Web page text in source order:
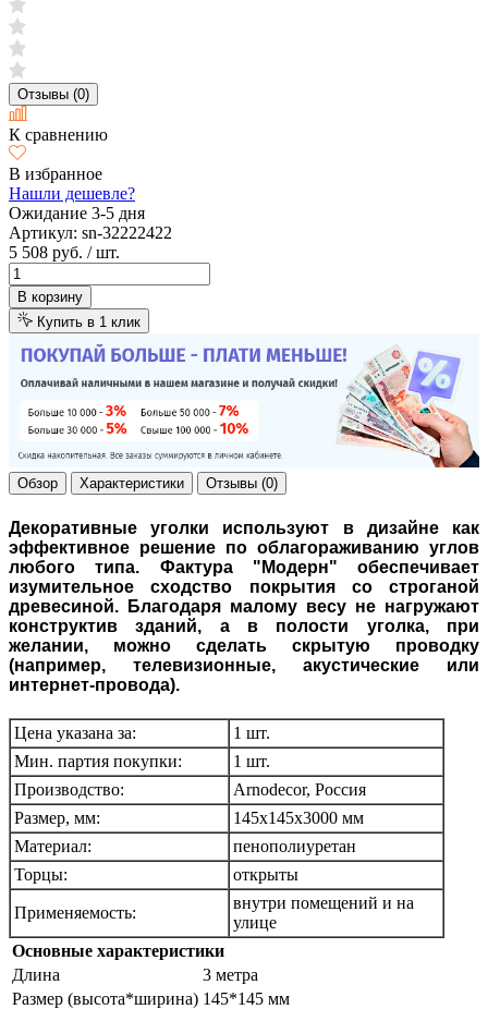
Отзывы (0)
К сравнению
В избранное
Нашли дешевле?
Ожидание 3-5 дня
Артикул: sn-32222422
5 508 руб. / шт.
В корзину
Купить в 1 клик
Обзор Характеристики Отзывы (0)
Декоративные уголки используют в дизайне как
эффективное решение по облагораживанию углов
любого типа. Фактура "Модерн" обеспечивает
изумительное сходство покрытия со строганой
древесиной. Благодаря малому весу не нагружают
конструктив зданий, а в полости уголка, при
желании, можно сделать скрытую проводку
(например, телевизионные, акустические или
интернет-провода).
Цена указана за:
1 шт.
Мин. партия покупки:
1 шт.
Производство:
Arnodecor, Россия
Размер, мм:
145х145х3000 мм
Материал:
пенополиуретан
Торцы:
открыты
Применяемость:
внутри помещений и на
улице
Основные характеристики
Длина
3 метра
Размер (высота*ширина) 145*145 мм